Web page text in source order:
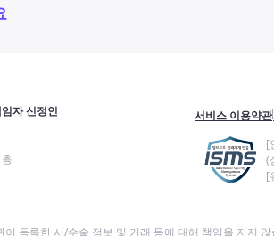
자 신정인
서비스 이용약관
[
(
[
등록한 시/수술 정보 및 거래 등에 대해 책임을 지지 않